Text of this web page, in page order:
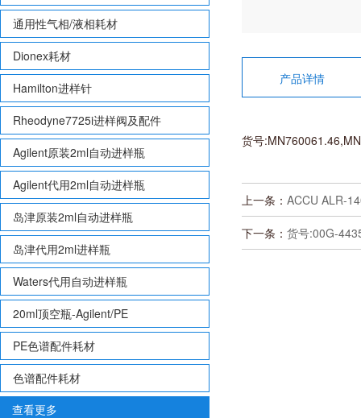
通用性气相/液相耗材
Dionex耗材
Hamilton进样针
Rheodyne7725i进样阀及配件
Agilent原装2ml自动进样瓶
Agilent代用2ml自动进样瓶
岛津原装2ml自动进样瓶
岛津代用2ml进样瓶
Waters代用自动进样瓶
20ml顶空瓶-Agilent/PE
PE色谱配件耗材
色谱配件耗材
查看更多
产品详情
货号
上一条： ACCU ALR-
下一条： 货号:00G-